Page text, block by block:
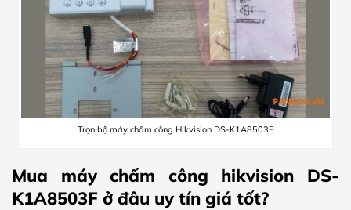
Trọn bộ máy chấm công Hikvision DS-K1A8503F
Mua máy chấm công hikvision DS-
K1A8503F ở đâu uy tín giá tốt?